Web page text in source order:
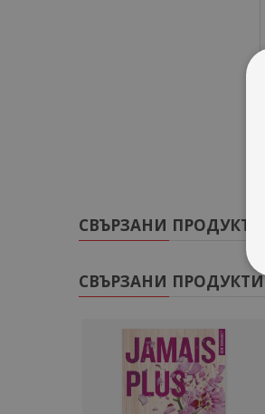
СВЪРЗАНИ ПРОДУКТИ
СВЪРЗАНИ ПРОДУКТИ